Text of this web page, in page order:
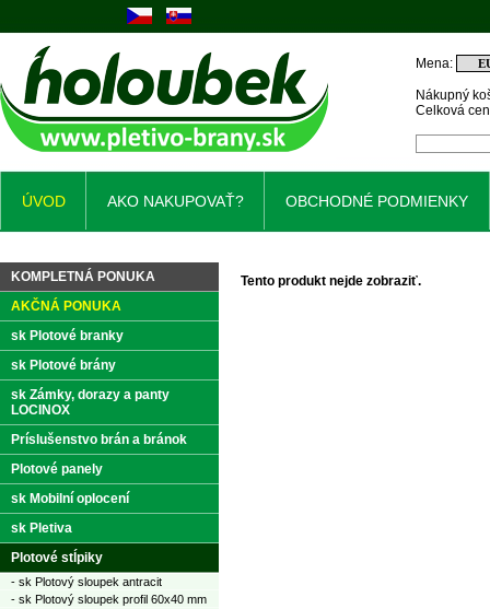
Tento produkt nejde zobraziť.
KOMPLETNÁ PONUKA
AKČNÁ PONUKA
sk Plotové branky
sk Plotové brány
sk Zámky, dorazy a panty
LOCINOX
Príslušenstvo brán a bránok
Plotové panely
sk Mobilní oplocení
sk Pletiva
Plotové stĺpiky
- sk Plotový sloupek antracit
- sk Plotový sloupek profil 60x40 mm
Nákupný
Celková
Mena:
ÚVOD AKO NAKUPOVAŤ? OBCHODNÉ PODMIENKY